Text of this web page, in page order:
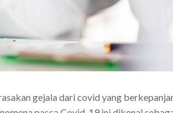
gejala dari covid yang